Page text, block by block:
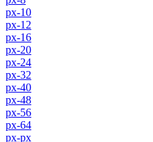
px-10
px-12
px-16
px-20
px-24
px-32
px-40
px-48
px-56
px-64
px-px